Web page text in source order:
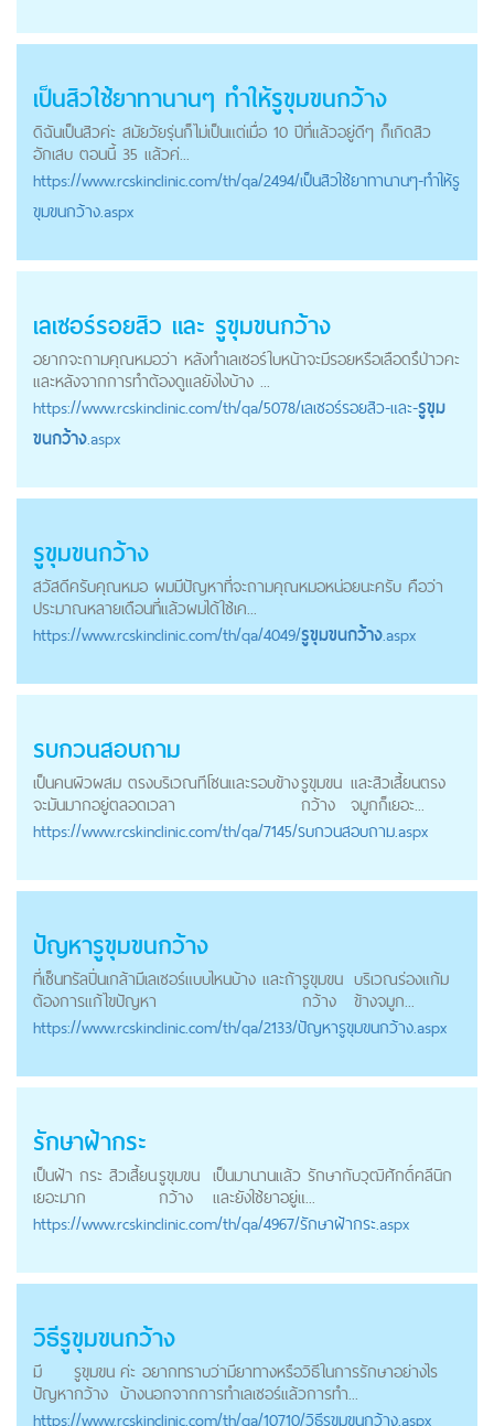
เป็นสิวใช้ยาทานานๆ ทำให้รูขุมขนกว้าง
ดิฉันเป็นสิวค่ะ สมัยวัยรุ่นก็ไม่เป็นแต่เมื่อ 10 ปีที่แล้วอยู่ดีๆ ก็เกิดสิว
อักเสบ ตอนนี้ 35 แล้วค่...
https://www.rcskinclinic.com/th/qa/2494/เป็นสิวใช้ยาทานานๆ-ทำให้รู
ขุมขนกว้าง.aspx
เลเซอร์รอยสิว และ รูขุมขนกว้าง
อยากจะถามคุณหมอว่า หลังทำเลเซอร์ใบหน้าจะมีรอยหรือเลือดรึป่าวคะ
และหลังจากการทำต้องดูแลยังไงบ้าง ...
https://www.rcskinclinic.com/th/qa/5078/เลเซอร์รอยสิว-และ-รูขุม
ขนกว้าง.aspx
รูขุมขนกว้าง
สวัสดีครับคุณหมอ ผมมีปัญหาที่จะถามคุณหมอหน่อยนะครับ คือว่า
ประมาณหลายเดือนที่แล้วผมได้ใช้เค...
https://www.rcskinclinic.com/th/qa/4049/รูขุมขนกว้าง.aspx
รบกวนสอบถาม
เป็นคนผิวผสม ตรงบริเวณทีโซนและรอบข้าง
จะมันมากอยู่ตลอดเวลา
รูขุมขน
กว้าง
และสิวเสี้ยนตรง
จมูกก็เยอะ...
https://www.rcskinclinic.com/th/qa/7145/รบกวนสอบถาม.aspx
ปัญหารูขุมขนกว้าง
ที่เซ็นทรัลปิ่นเกล้ามีเลเซอร์แบบไหนบ้าง และถ้า
ต้องการแก้ไขปัญหา
รูขุมขน
กว้าง
บริเวณร่องแก้ม
ข้างจมูก...
https://www.rcskinclinic.com/th/qa/2133/ปัญหารูขุมขนกว้าง.aspx
รักษาฝ้ากระ
เป็นฝ้า กระ สิวเสี้ยน
เยอะมาก
รูขุมขน
กว้าง
เป็นมานานแล้ว รักษากับวุฒิศักดิ์คลีนิก
และยังใช้ยาอยู่แ...
https://www.rcskinclinic.com/th/qa/4967/รักษาฝ้ากระ.aspx
วิธีรูขุมขนกว้าง
มี
ปัญหา
รูขุมขน
กว้าง
ค่ะ อยากทราบว่ามียาทางหรือวิธีในการรักษาอย่างไร
บ้างนอกจากการทำเลเซอร์แล้วการทำ...
https://www.rcskinclinic.com/th/qa/10710/วิธีรูขุมขนกว้าง.aspx